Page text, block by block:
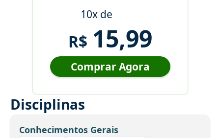
10x de
R$ 15,99
Comprar Agora
Disciplinas
Conhecimentos Gerais